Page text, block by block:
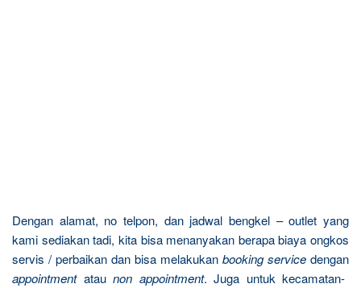
Dengan alamat, no telpon, dan jadwal bengkel – outlet yang
kami sediakan tadi, kita bisa menanyakan berapa biaya ongkos
servis / perbaikan dan bisa melakukan booking service dengan
appointmentataunon appointment. Juga untuk kecamatan-